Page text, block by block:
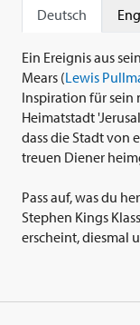
Deutsch
Ein Ereignis aus
Mears (Lewis
Inspiration für sein
Heimatstadt
dass die Stadt von
treuen Diener
Pass auf, was du
Stephen Kings
erscheint, diesmal
zuvor 'Annabelle